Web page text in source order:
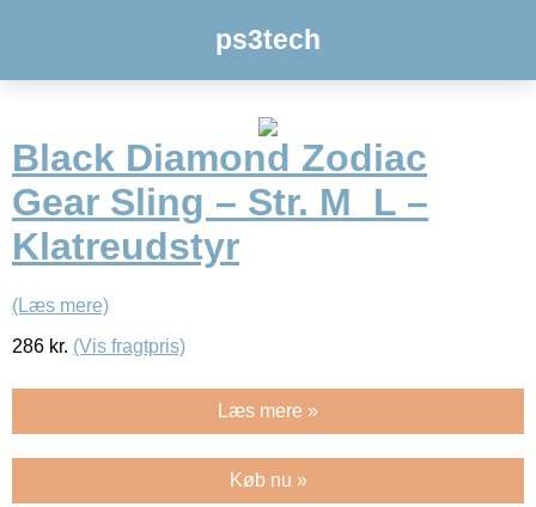
ps3tech
Black Diamond Zodiac
Gear Sling – Str. M_L –
Klatreudstyr
(Læs mere)
286 kr. (Vis fragtpris)
Læs mere »
Køb nu »